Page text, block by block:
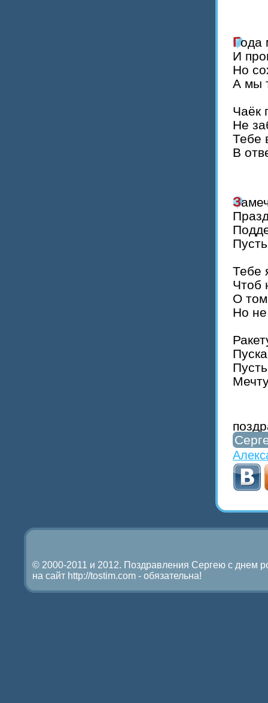
И
Но
А мы
Чаёк
Не
Тебе
В
Тебе
Чтоб
О
Но
© 2000-2011 и 2012. Поздравления Cергею с днем
на сайт http://tostim.com - обязательна!